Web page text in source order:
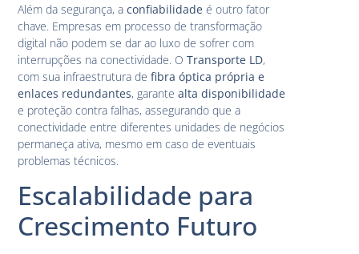
Além da segurança, aconfiabilidade é outro fator
chave. Empresas em processo de transformação
digital não podem se dar ao luxo de sofrer com
interrupções na conectividade. OTransporte LD,
com sua infraestrutura defibra óptica própria e
enlaces redundantes, garantealta disponibilidade
e proteção contra falhas, assegurando que a
conectividade entre diferentes unidades de negócios
permaneça ativa, mesmo em caso de eventuais
problemas técnicos.
Escalabilidade para
Crescimento Futuro